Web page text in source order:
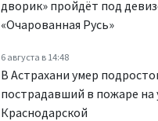
дворик» пройдёт под
«Очарованная Русь»
6 августа в 14:48
В Астрахани умер
пострадавший в пожаре на
Краснодарской